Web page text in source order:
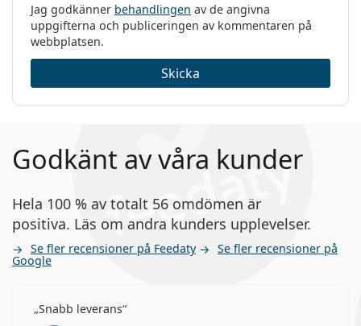
Jag godkänner behandlingen av de angivna
uppgifterna och publiceringen av kommentaren på
webbplatsen.
Skicka
Godkänt av våra kunder
Hela 100 % av totalt 56 omdömen är
positiva. Läs om andra kunders upplevelser.
Se fler recensioner på Feedaty Se fler recensioner på
Google
Snabb leverans